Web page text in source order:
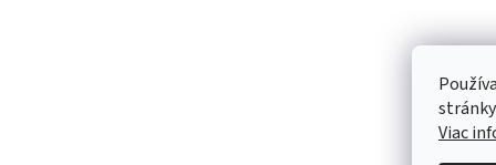
Viac